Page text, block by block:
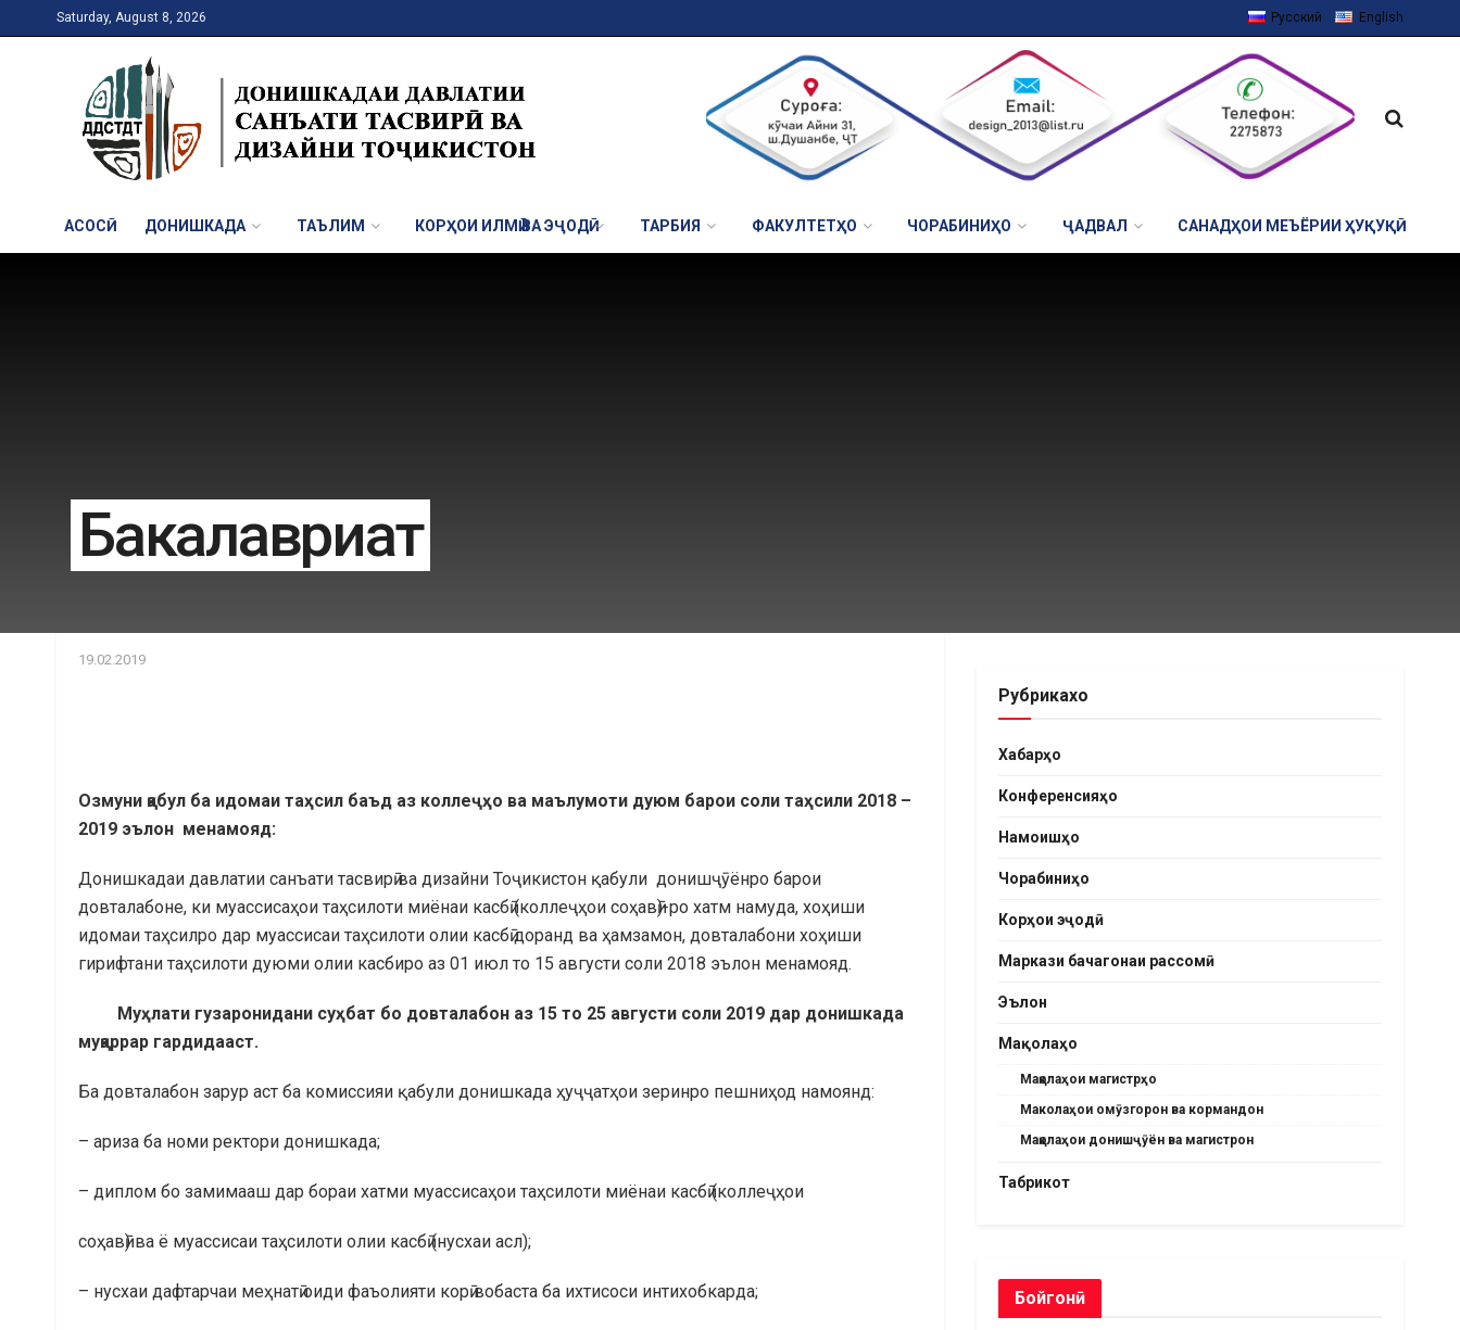
Saturday, August 8, 2026 Русский English
АСОСӢ ДОНИШКАДА ТАЪЛИМ КОРҲОИ ИЛМӢ ВА ЭҶОДӢ ТАРБИЯ ФАКУЛТЕТҲО ЧОРАБИНИҲО ҶАДВАЛ САНАДҲОИ МЕЪЁРИИ ҲУҚУҚӢ
Бакалавриат
19.02.2019
Озмуни қабул ба идомаи таҳсил баъд аз коллеҷҳо ва маълумоти дуюм барои соли таҳсили 2018 –
2019 эълон менамояд:
Донишкадаи давлатии санъати тасвирӣ ва дизайни Тоҷикистон қабули донишҷӯёнро барои
довталабоне, ки муассисаҳои таҳсилоти миёнаи касбӣ (коллеҷҳои соҳавӣ)-ро хатм намуда, хоҳиши
идомаи таҳсилро дар муассисаи таҳсилоти олии касбӣ доранд ва ҳамзамон, довталабони хоҳиши
гирифтани таҳсилоти дуюми олии касбиро аз 01 июл то 15 августи соли 2018 эълон менамояд.
Муҳлати гузаронидани суҳбат бо довталабон аз 15 то 25 августи соли 2019 дар донишкада
муқаррар гардидааст.
Ба довталабон зарур аст ба комиссияи қабули донишкада ҳуҷҷатҳои зеринро пешниҳод намоянд:
– ариза ба номи ректори донишкада;
– диплом бо замимааш дар бораи хатми муассисаҳои таҳсилоти миёнаи касбӣ (коллеҷҳои
соҳавӣ) ва ё муассисаи таҳсилоти олии касбӣ (нусхаи асл);
– нусхаи дафтарчаи меҳнатӣ оиди фаъолияти корӣ вобаста ба ихтисоси интихобкарда;
Рубрикахо
Хабарҳо
Конференсияҳо
Намоишҳо
Чорабиниҳо
Корҳои эҷодӣ
Маркази бачагонаи рассомӣ
Эълон
Мақолаҳо
Мақолаҳои магистрҳо
Маколаҳои омӯзгорон ва кормандон
Мақолаҳои донишҷӯён ва магистрон
Табрикот
Бойгонӣ